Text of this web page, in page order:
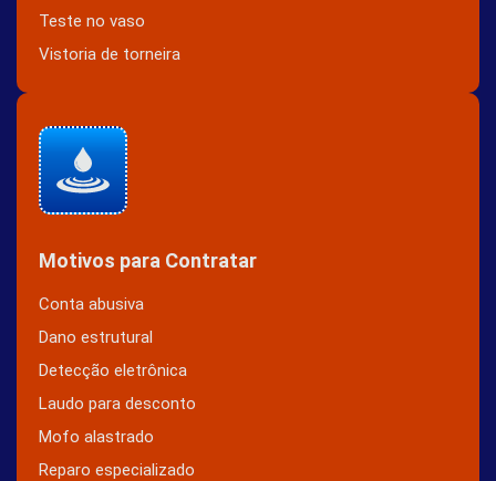
Teste no vaso
Vistoria de torneira
Motivos para Contratar
Conta abusiva
Dano estrutural
Detecção eletrônica
Laudo para desconto
Mofo alastrado
Reparo especializado